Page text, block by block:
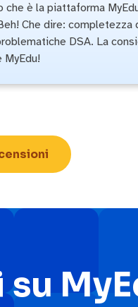
è la piattaforma
Che dire:
DSA. La